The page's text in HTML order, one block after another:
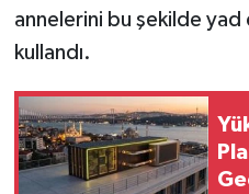
annelerini bu şekilde
kullandı.